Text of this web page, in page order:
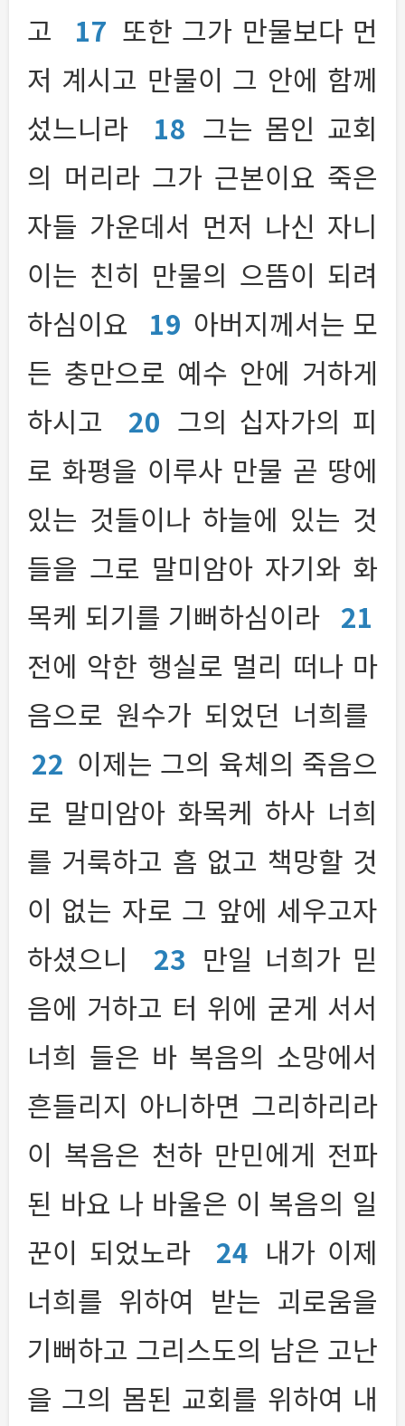
고
17 또한 그가 만물보다 먼
저 계시고 만물이 그 안에 함께
섰느니라
18 그는 몸인 교회
의 머리라 그가 근본이요 죽은
자들 가운데서 먼저 나신 자니
이는 친히 만물의 으뜸이 되려
하심이요
19 아버지께서는 모
든 충만으로 예수 안에 거하게
하시고
20 그의 십자가의 피
로 화평을 이루사 만물 곧 땅에
있는 것들이나 하늘에 있는 것
들을 그로 말미암아 자기와 화
목케 되기를 기뻐하심이라 21
전에 악한 행실로 멀리 떠나 마
음으로 원수가 되었던 너희를
22 이제는 그의 육체의 죽음으
로 말미암아 화목케 하사 너희
를 거룩하고 흠 없고 책망할 것
이 없는 자로 그 앞에 세우고자
하셨으니
23 만일 너희가 믿
음에 거하고 터 위에 굳게 서서
너희 들은 바 복음의 소망에서
흔들리지 아니하면 그리하리라
이 복음은 천하 만민에게 전파
된 바요 나 바울은 이 복음의 일
꾼이 되었노라
24 내가 이제
너희를 위하여 받는 괴로움을
기뻐하고 그리스도의 남은 고난
을 그의 몸된 교회를 위하여 내